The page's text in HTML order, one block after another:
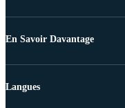
En Savoir Davantage
Langues